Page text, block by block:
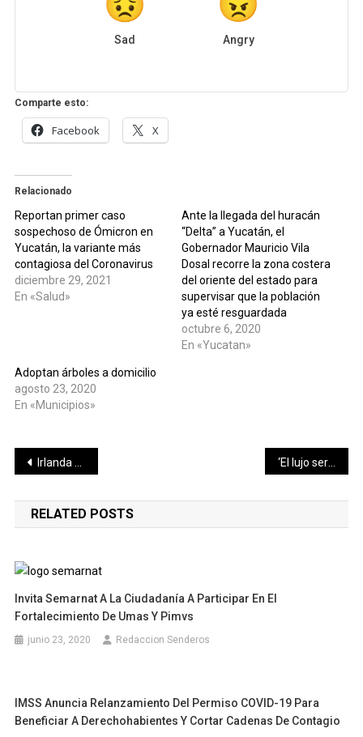
Sad Angry
Comparte esto:
Facebook X
Relacionado
Reportan primer caso
sospechoso de Ómicron en
Yucatán, la variante más
contagiosa del Coronavirus
diciembre 29, 2021
En «Salud»
Ante la llegada del huracán
“Delta” a Yucatán, el
Gobernador Mauricio Vila
Dosal recorre la zona costera
del oriente del estado para
supervisar que la población
ya esté resguardada
octubre 6, 2020
En «Yucatan»
Adoptan árboles a domicilio
agosto 23, 2020
En «Municipios»
Navegación
de
entradas
Irlanda del Norte destituye su técnico ante crisis por coronavirus
RELATED POSTS
Invita Semarnat A La Ciudadanía A Participar En El
Fortalecimiento De Umas Y Pimvs
junio 23, 2020 Redaccion Senderos
IMSS Anuncia Relanzamiento Del Permiso COVID-19 Para
Beneficiar A Derechohabientes Y Cortar Cadenas De Contagio